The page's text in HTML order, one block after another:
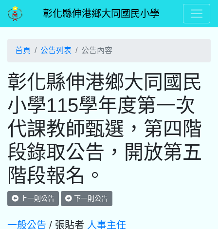
彰化縣伸港鄉大同國民小學
首頁 公告列表 公告內容
彰化縣伸港鄉大同國民
小學115學年度第一次
代課教師甄選，第四階
段錄取公告，開放第五
階段報名。
上一則公告 下一則公告
一般公告 / 張貼者 人事主任